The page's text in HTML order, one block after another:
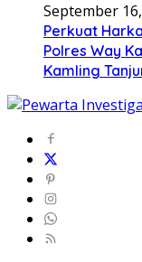
September
Perkuat
Polres Way
Kamling